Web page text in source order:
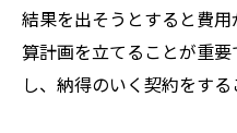
結果を出そうとすると費
算計画を立てることが重
し、納得のいく契約をする